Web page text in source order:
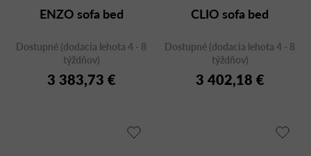
ENZO sofa bed
Dostupné (dodacia lehota 4 - 8
týždňov)
3 383,73 €
CLIO sofa bed
Dostupné (dodacia lehota 4 - 8
týždňov)
3 402,18 €